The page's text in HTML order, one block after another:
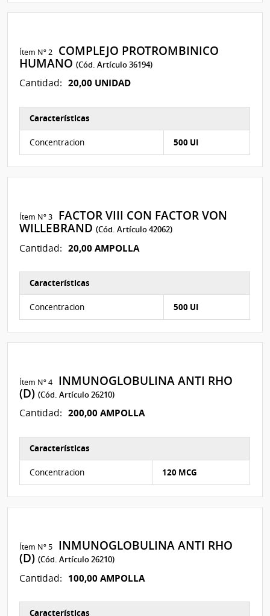
Ítem Nº 2
COMPLEJO PROTROMBINICO
HUMANO(Cód. Artículo 36194)
Cantidad: 20,00 UNIDAD
Características
Concentracion 500 UI
Ítem Nº 3
FACTOR VIII CON FACTOR VON
WILLEBRAND(Cód. Artículo 42062)
Cantidad: 20,00 AMPOLLA
Características
Concentracion 500 UI
Ítem Nº 4
INMUNOGLOBULINA ANTI RHO
(D)(Cód. Artículo 26210)
Cantidad: 200,00 AMPOLLA
Características
Concentracion 120 MCG
Ítem Nº 5
INMUNOGLOBULINA ANTI RHO
(D)(Cód. Artículo 26210)
Cantidad: 100,00 AMPOLLA
Características